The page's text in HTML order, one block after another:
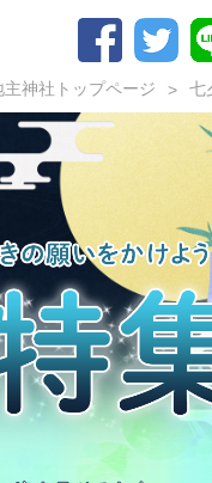
主神社トップページ 七